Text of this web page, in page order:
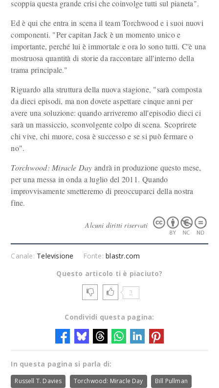
scoppia questa grande crisi che coinvolge tutti sul pianeta".
Ed è qui che entra in scena il team Torchwood e i suoi nuovi
componenti. "Per capitan Jack è un momento unico e
importante, perché lui è immortale e ora lo sono tutti. C'è una
mostruosa quantità di storie da raccontare all'interno della
trama principale."
Riguardo alla struttura della nuova stagione, "sarà composta
da dieci episodi, ma non dovete aspettare cinque anni per
avere una soluzione: quando arriveremo all'episodio dieci ci
sarà un massiccio, sconvolgente colpo di scena. Scoprirete
chi vive, chi muore, cosa è successo e se si può fermare o
no".
Torchwood: Miracle Day andrà in produzione questo mese,
per una messa in onda a luglio del 2011. Quando
improvvisamente smetteremo di preoccuparci della nostra
fine.
Alcuni diritti riservati
Canale: Televisione Fonte:blastr.com
Questo articolo ti è piaciuto?
2
Condividi questa pagina:
In questa pagina si parla di:
Russell T. Davies Torchwood: Miracle Day Bill Pullman